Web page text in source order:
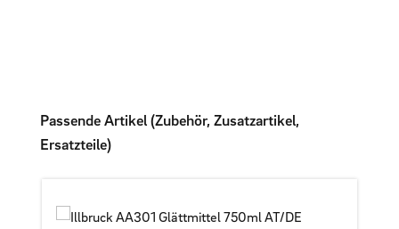
Produktgalerie überspringen
Passende Artikel (Zubehör, Zusatzartikel,
Ersatzteile)